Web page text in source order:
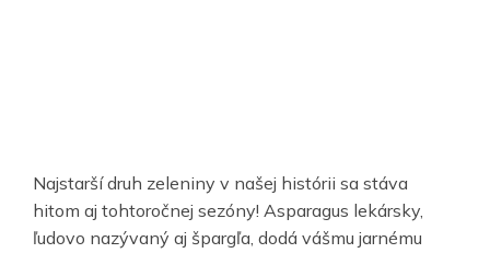
Najstarší druh zeleniny v našej histórii sa stáva
hitom aj tohtoročnej sezóny! Asparagus lekársky,
ľudovo nazývaný aj špargľa, dodá vášmu jarnému